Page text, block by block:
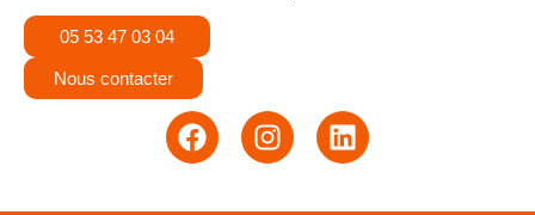
05 53 47 03 04
Nous contacter